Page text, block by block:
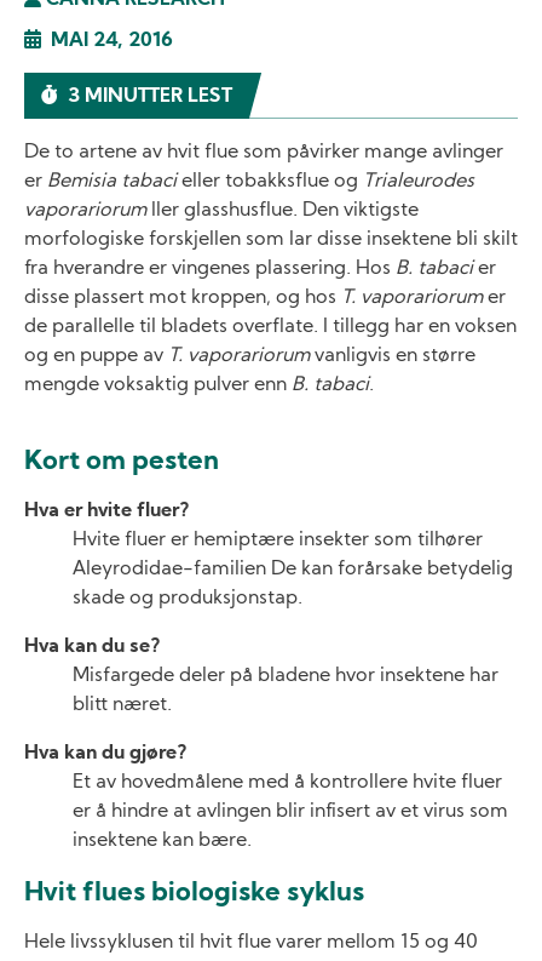
MAI 24, 2016
3 MINUTTER LEST
De to artene av hvit flue som påvirker mange avlinger
er Bemisia tabacieller tobakksflue og Trialeurodes
vaporariorumller glasshusflue. Den viktigste
morfologiske forskjellen som lar disse insektene bli skilt
fra hverandre er vingenes plassering. Hos B. tabacier
disse plassert mot kroppen, og hos T. vaporariorumer
de parallelle til bladets overflate. I tillegg har en voksen
og en puppe av T. vaporariorumvanligvis en større
mengde voksaktig pulver enn B. tabaci.
Kort om pesten
Hva er hvite fluer?
Hvite fluer er hemiptære insekter som tilhører
Aleyrodi­dae-familien De kan forårsake betydelig
skade og produksjonstap.
Hva kan du se?
Misfargede deler på bladene hvor insektene har
blitt næret.
Hva kan du gjøre?
Et av hovedmålene med å kontrollere hvite fluer
er å hindre at avlingen blir infisert av et virus som
insektene kan bære.
Hvit flues biologiske syklus
Hele livssyklusen til hvit flue varer mellom 15 og 40